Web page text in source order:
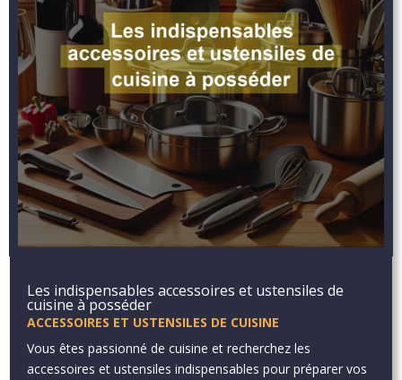
Les indispensables accessoires et ustensiles de
cuisine à posséder
ACCESSOIRES ET USTENSILES DE CUISINE
Vous êtes passionné de cuisine et recherchez les
accessoires et ustensiles indispensables pour préparer vos